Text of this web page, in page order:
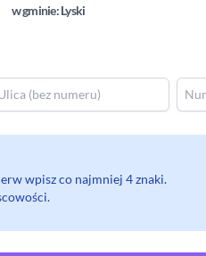
w gminie:Lyski
wpisz co najmniej 4 znaki.